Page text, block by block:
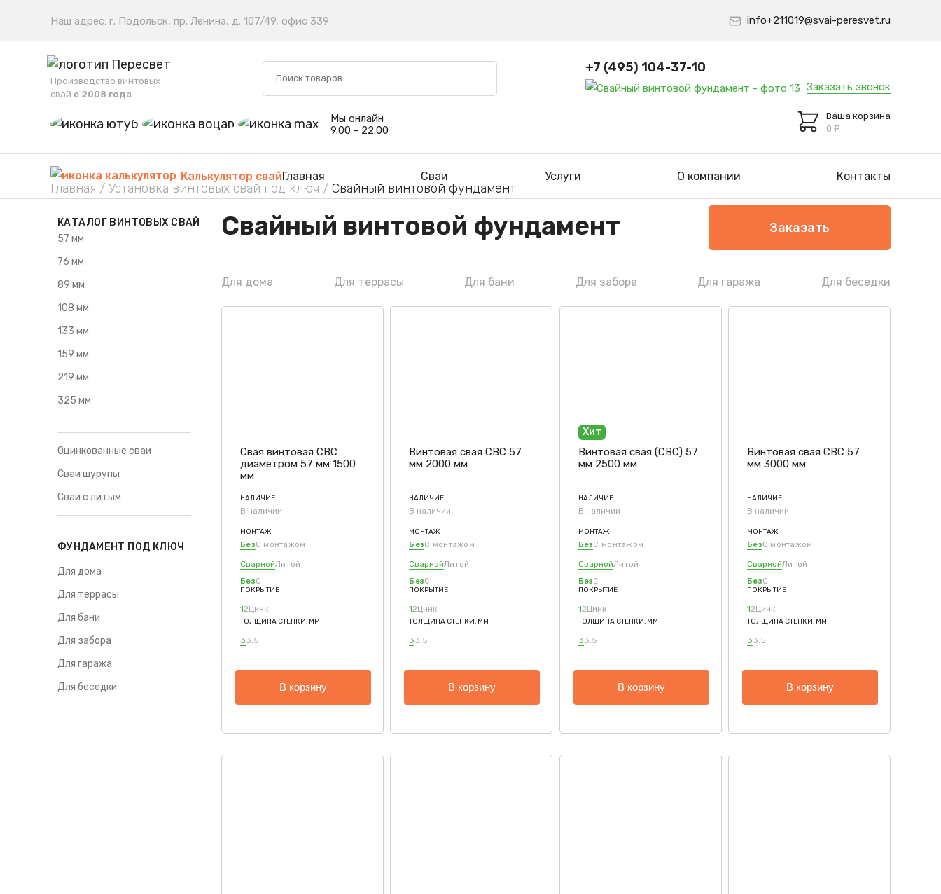
Наш адрес: г. Подольск, пр. Ленина, д. 107/49, офис 339 info+211019@svai-peresvet.ru
Производство винтовых
свай с 2008 года
+7 (495) 104-37-10
Заказать звонок
Мы онлайн
9.00 - 22.00
Ваша корзина
0 ₽
Калькулятор свайГлавная Сваи Услуги О компании Контакты
Главная / Установка винтовых свай под ключ / Свайный винтовой фундамент
КАТАЛОГ ВИНТОВЫХ СВАЙ
57 мм
76 мм
89 мм
108 мм
133 мм
159 мм
219 мм
325 мм
Оцинкованные сваи
Сваи шурупы
Сваи с литым
ФУНДАМЕНТ ПОД КЛЮЧ
Для дома
Для террасы
Для бани
Для забора
Для гаража
Для беседки
Свайный винтовой фундамент Заказать
Для дома Для террасы Для бани Для забора Для гаража Для беседки
Свая винтовая СВС
диаметром 57 мм 1500
мм
НАЛИЧИЕ
В наличии
МОНТАЖ
БезС монтажом
СварнойЛитой
БезС
ПОКРЫТИЕ
12Цинк
ТОЛЩИНА СТЕНКИ, ММ
33.5
В корзину
Винтовая свая СВС 57
мм 2000 мм
НАЛИЧИЕ
В наличии
МОНТАЖ
БезС монтажом
СварнойЛитой
БезС
ПОКРЫТИЕ
12Цинк
ТОЛЩИНА СТЕНКИ, ММ
33.5
В корзину
Хит
Винтовая свая (СВС) 57
мм 2500 мм
НАЛИЧИЕ
В наличии
МОНТАЖ
БезС монтажом
СварнойЛитой
БезС
ПОКРЫТИЕ
12Цинк
ТОЛЩИНА СТЕНКИ, ММ
33.5
В корзину
Винтовая свая СВС 57
мм 3000 мм
НАЛИЧИЕ
В наличии
МОНТАЖ
БезС монтажом
СварнойЛитой
БезС
ПОКРЫТИЕ
12Цинк
ТОЛЩИНА СТЕНКИ, ММ
33.5
В корзину